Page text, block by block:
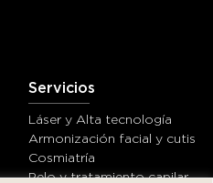
Servicios
Láser y Alta tecnología
Armonización facial y cutis
Cosmiatría
Pelo y tratamiento capilar